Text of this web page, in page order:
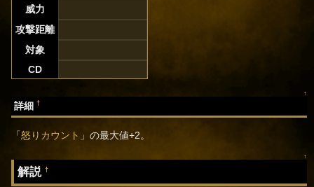
威力
攻撃距離
対象
CD
↑
詳細†
「怒りカウント 」の最大値+2。
↑
解説†